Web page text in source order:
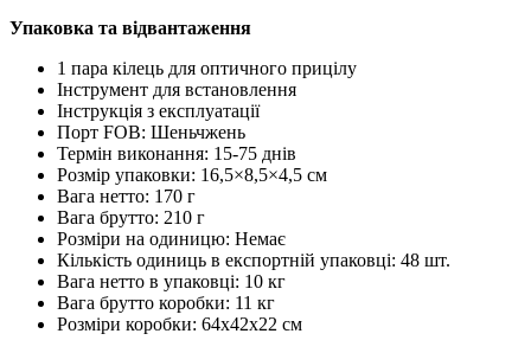
Упаковка та відвантаження
1 пара кілець для оптичного прицілу
Інструмент для встановлення
Інструкція з експлуатації
Порт FOB: Шеньчжень
Термін виконання: 15-75 днів
Розмір упаковки: 16,5×8,5×4,5 см
Вага нетто: 170 г
Вага брутто: 210 г
Розміри на одиницю: Немає
Кількість одиниць в експортній упаковці: 48 шт.
Вага нетто в упаковці: 10 кг
Вага брутто коробки: 11 кг
Розміри коробки: 64x42x22 см